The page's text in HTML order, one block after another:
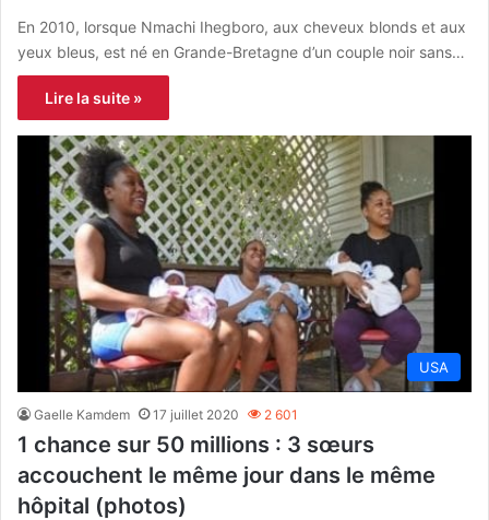
En 2010, lorsque Nmachi Ihegboro, aux cheveux blonds et aux
yeux bleus, est né en Grande-Bretagne d’un couple noir sans…
Lire la suite »
USA
Gaelle Kamdem 17 juillet 2020 2 601
1 chance sur 50 millions : 3 sœurs
accouchent le même jour dans le même
hôpital (photos)